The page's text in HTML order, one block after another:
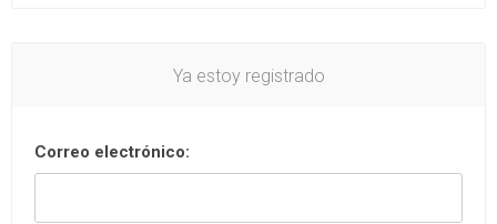
Ya estoy registrado
Correo electrónico: